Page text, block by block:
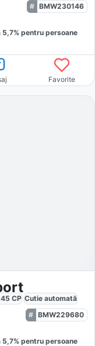
BMW230146
5,7% pentru persoane
Favorite
CP Cutie automată
BMW229680
5,7% pentru persoane